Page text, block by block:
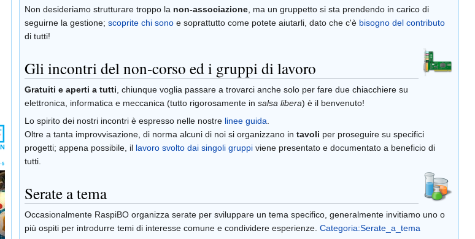
Non desideriamo strutturare troppo la non-associazione , ma un gruppetto si sta prendendo in carico di
seguirne la gestione; scoprite chi sono e soprattutto come potete aiutarli, dato che c'è bisogno del contributo
di tutti!
Gli incontri del non-corso ed i gruppi di lavoro
Gratuiti e aperti a tutti , chiunque voglia passare a trovarci anche solo per fare due chiacchiere su
elettronica, informatica e meccanica (tutto rigorosamente in salsa libera) è il benvenuto!
Lo spirito dei nostri incontri è espresso nelle nostre linee guida
Oltre a tanta improvvisazione, di norma alcuni di noi si organizzano in tavoli per proseguire su specifici
progetti; appena possibile, il lavoro svolto dai singoli gruppi viene presentato e documentato a beneficio di
tutti.
Serate a tema
Occasionalmente RaspiBO organizza serate per sviluppare un tema specifico, generalmente invitiamo uno o
più ospiti per introdurre temi di interesse comune e condividere esperienze. Categoria:Serate_a_tema